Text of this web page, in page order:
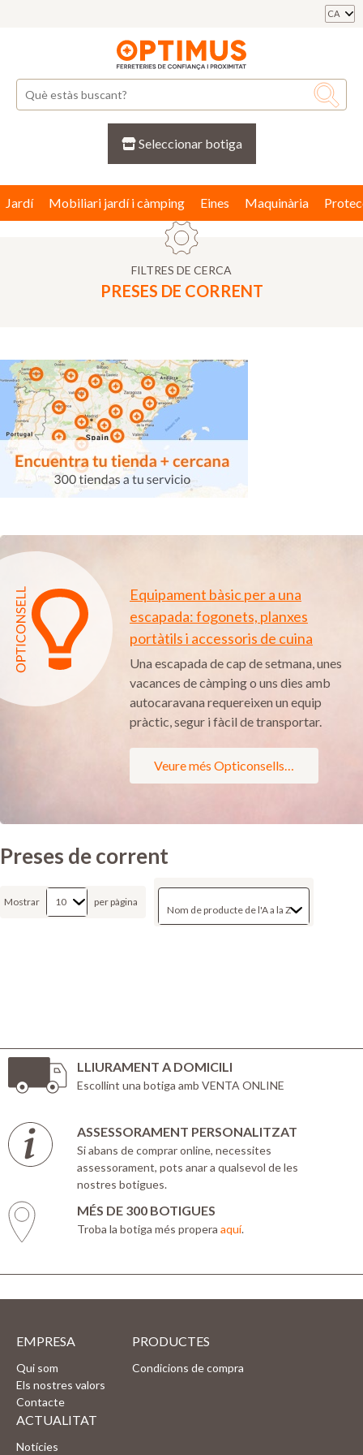
CA
Seleccionar botiga
Jardí Mobiliari jardí i càmping Eines Maquinària
FILTRES DE CERCA
PRESES DE CORRENT
Equipament bàsic per a una
escapada: fogonets, planxes
portàtils i accessoris de cuina
Una escapada de cap de setmana, unes
vacances de càmping o uns dies amb
autocaravana requereixen un equip
pràctic, segur i fàcil de transportar.
Veure més Opticonsells…
Preses de corrent
Mostrar per pàgina
LLIURAMENT A DOMICILI
Escollint una botiga amb VENTA ONLINE
ASSESSORAMENT PERSONALITZAT
Si abans de comprar online, necessites
assessorament, pots anar a qualsevol de les
nostres botigues.
MÉS DE 300 BOTIGUES
Troba la botiga més propera aquí.
EMPRESA
Qui som
Els nostres valors
Contacte
PRODUCTES
Condicions de compra
ACTUALITAT
Notícies